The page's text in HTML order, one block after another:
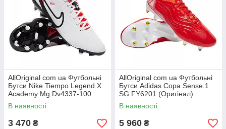
AllOriginal com ua Футбольні
Бутси Nike Tiempo Legend X
Academy Mg Dv4337-100
(Оригінал) РОЗМІРИ
ЗАПИТУЙТЕ
В наявності
3 470 ₴
AllOriginal com ua Футбольні
Бутси Adidas Copa Sense.1
SG FY6201 (Оригінал)
РОЗМІРИ ЗАПИТУЙТЕ
В наявності
5 960 ₴